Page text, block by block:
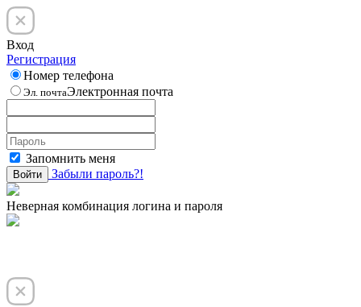
Вход
Регистрация
Номер телефона
Эл. почтаЭлектронная почта
Запомнить меня
Войти Забыли пароль?!
Неверная комбинация логина и пароля